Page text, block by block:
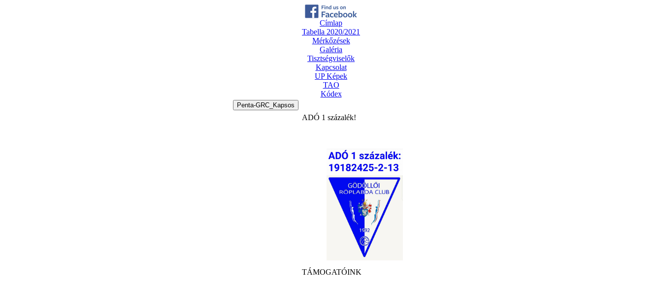
Címlap
Tabella 2020/2021
Mérkőzések
Galéria
Tisztségviselők
Kapcsolat
UP Képek
TAO
Kódex
Penta-GRC_Kapsos
ADÓ 1 százalék!
TÁMOGATÓINK